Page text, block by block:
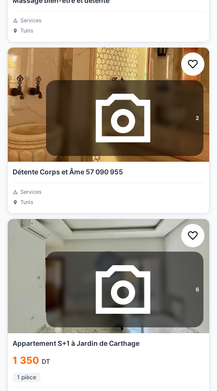
Services
Tunis
2
Détente Corps et Âme 57 090 955
Services
Tunis
6
Appartement S+1 à Jardin de Carthage
1 350 DT
1 pièce